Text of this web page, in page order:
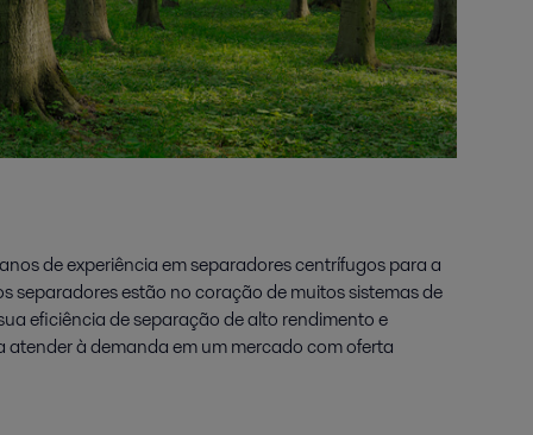
de experiência em separadores centrífugos para a
separadores estão no coração de muitos sistemas de
eficiência de separação de alto rendimento e
à demanda em um mercado com oferta